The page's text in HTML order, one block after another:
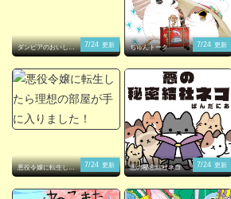
ダンピアのおいしい
冒険
7/24 更新 ちゅんトーク 7/24 更新
悪役令嬢に転生した
ら理想の部屋が手に
7/24 更新 悪の秘密結社ネコ 7/24 更新